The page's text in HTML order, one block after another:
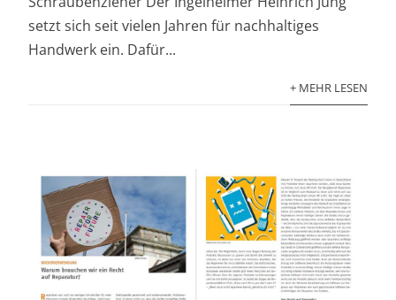
setzt sich seit vielen Jahren für nachhaltiges
Handwerk ein. Dafür...
+ MEHR LESEN